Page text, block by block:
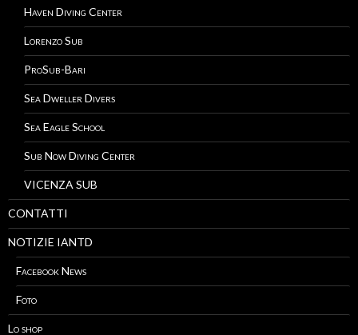
Haven Diving Center
Lorenzo Sub
ProSub-Bari
Sea Dweller Divers
Sea Eagle School
Sub Now Diving Center
VICENZA SUB
CONTATTI
NOTIZIE IANTD
Facebook News
Foto
Lo shop